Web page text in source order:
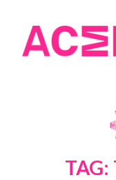
TAG: